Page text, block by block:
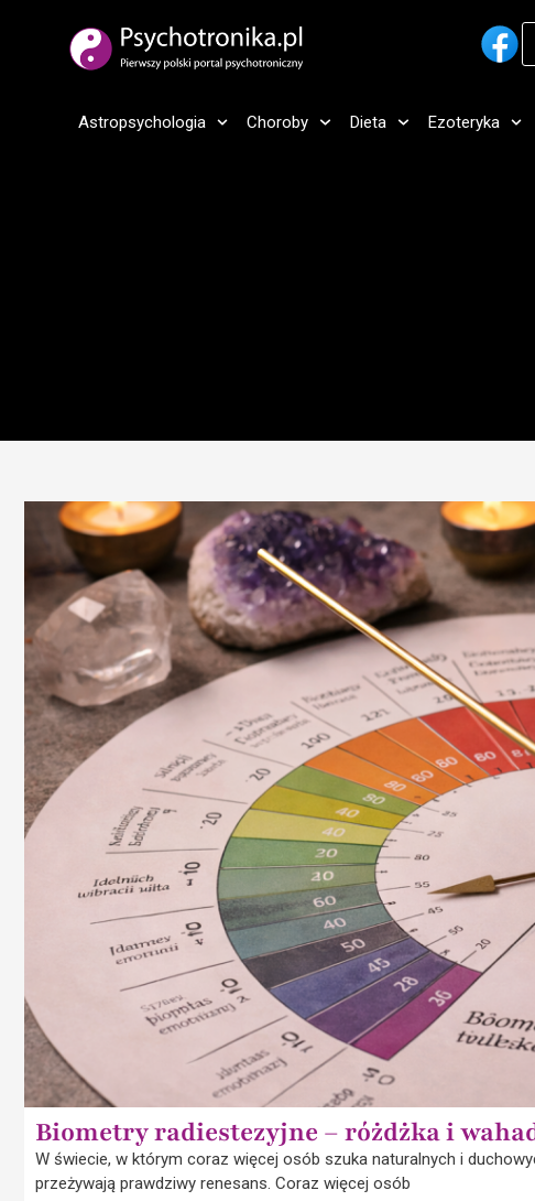
Astropsychologia Choroby Dieta Ezoteryka
Biometry radiestezyjne – różdżka i
W świecie, w którym coraz więcej osób szuka naturalnych i
przeżywają prawdziwy renesans. Coraz więcej osób